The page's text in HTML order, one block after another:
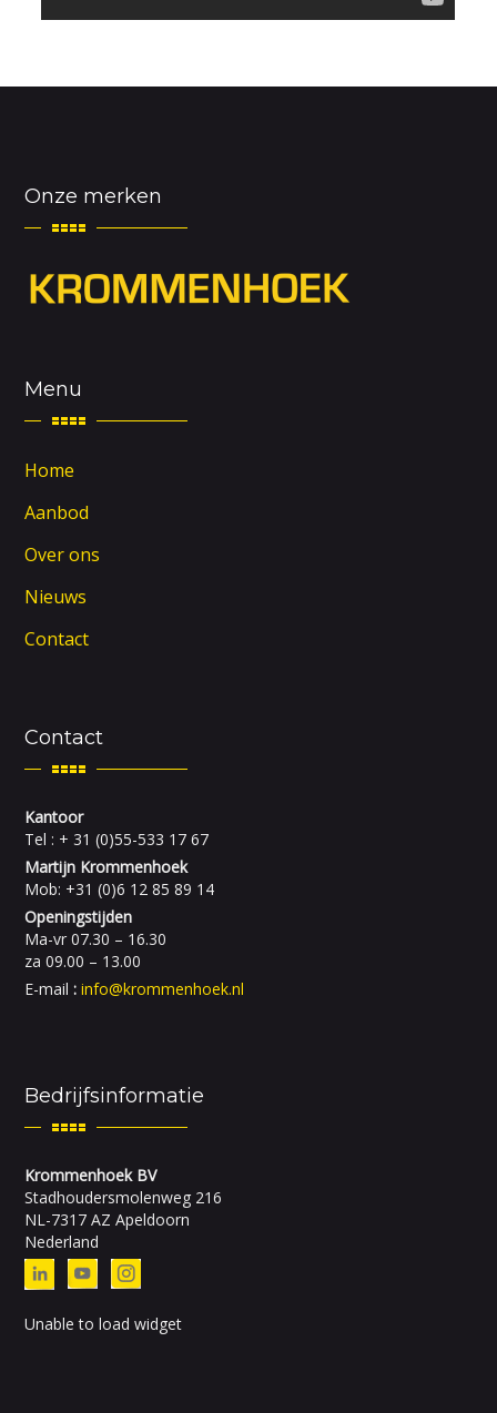
Onze merken
Menu
Home
Aanbod
Over ons
Nieuws
Contact
Contact
Kantoor
Tel : + 31 (0)55-533 17 67
Martijn Krommenhoek
Mob: +31 (0)6 12 85 89 14
Openingstijden
Ma-vr 07.30 – 16.30
za 09.00 – 13.00
E-mail :info@krommenhoek.nl
Bedrijfsinformatie
Krommenhoek BV
Stadhoudersmolenweg 216
NL-7317 AZ Apeldoorn
Nederland
Unable to load widget